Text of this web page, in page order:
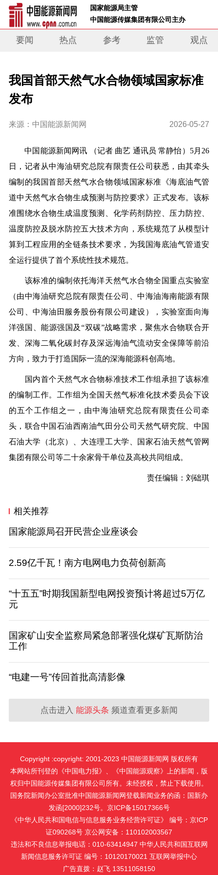
国家能源局主管
中国能源传媒集团有限公司主办
要闻 热点 参考 监管 观点
我国首部天然气水合物领域国家标准
发布
来源：中国能源新闻网 2026-05-27
中国能源新闻网讯 （记者 曲艺 通讯员 常静怡）5月26
日，记者从中海油研究总院有限责任公司获悉，由其牵头
编制的我国首部天然气水合物领域国家标准《海底油气管
道中天然气水合物生成预测与防控要求》正式发布。该标
准围绕水合物生成温度预测、化学药剂防控、压力防控、
温度防控及脱水防控五大技术方向，系统规范了从模型计
算到工程应用的全链条技术要求，为我国海底油气管道安
全运行提供了首个系统性技术规范。
该标准的编制依托海洋天然气水合物全国重点实验室
（由中海油研究总院有限责任公司、中海油海南能源有限
公司、中海油田服务股份有限公司建设），实验室面向海
洋强国、能源强国及“双碳”战略需求，聚焦水合物联合开
发、深海二氧化碳封存及深远海油气流动安全保障等前沿
方向，致力于打造国际一流的深海能源科创高地。
国内首个天然气水合物标准技术工作组承担了该标准
的编制工作。工作组为全国天然气标准化技术委员会下设
的五个工作组之一，由中海油研究总院有限责任公司牵
头，联合中国石油西南油气田分公司天然气研究院、中国
石油大学（北京）、大连理工大学、国家石油天然气管网
集团有限公司等二十余家骨干单位及高校共同组成。
责任编辑：刘础琪
相关推荐
国家能源局召开民营企业座谈会
2.59亿千瓦！南方电网电力负荷创新高
“十五五”时期我国新型电网投资预计将超过5万亿
元
国家矿山安全监察局紧急部署强化煤矿瓦斯防治
工作
“电建一号”传回首批高清影像
点击进入 能源头条 频道查看更多新闻
Copyright :copyright: 2001-2023 中国能源新闻网 版权所有
本网站所刊登的《中国电力报》、《中国能源观察》上的新闻，版
权归中国能源传媒集团有限公司所有。未经授权，禁止下载使用。
国务院新闻办公室批准中国能源新闻网登载新闻业务的函：国新办
发函[2000]232号。京ICP备15017366号
《中华人民共和国电信与信息服务业务经营许可证》 编号：京ICP
证090268号 京公网安备：110102003567
违法和不良信息举报电话：010-63414947 中华人民共和国互联网
新闻信息服务许可证 编号：10120170021 互联网举报中心
广告直拨：赵飞 13511058150